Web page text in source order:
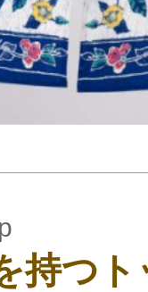
持つ